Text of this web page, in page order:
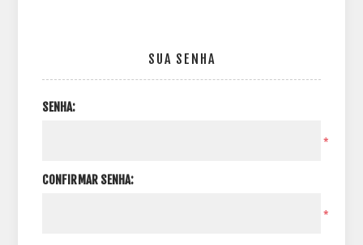
SUA SENHA
SENHA:
*
CONFIRMAR SENHA:
*